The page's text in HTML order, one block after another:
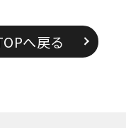
へ戻る